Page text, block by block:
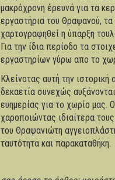
μακρόχρονη έρευνά για τα
εργαστήρια του Θραψανού, τα
χαρτογραφηθεί η ύπαρξη
Για την ίδια περίοδο τα
εργαστηρίων γύρω απο το
Κλείνοτας αυτή την
δεκαετία συνεχώς
ευημερίας για το χωρίο μας.
χαροποιώντας ιδιαίτερα
του Θραψανιώτη
ταυτότητα και παρακαταθήκη.